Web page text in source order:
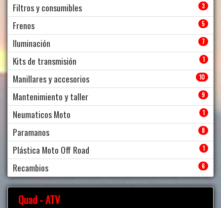
Filtros y consumibles 3
Frenos 5
Iluminación 7
Kits de transmisión 1
Manillares y accesorios 10
Mantenimiento y taller 9
Neumaticos Moto 1
Paramanos 8
Plástica Moto Off Road 1
Recambios 6
Quad - ATV